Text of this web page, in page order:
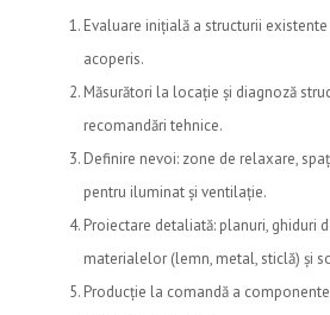
Evaluare inițială a structurii
acoperis.
Măsurători la locație și diagnoză
recomandări tehnice.
Definire nevoi: zone de relaxare,
pentru iluminat și ventilație.
Proiectare detaliată: planuri, ghiduri
materialelor (lemn, metal, sticlă) și
Producție la comandă a